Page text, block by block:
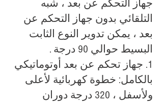
جهاز التحكم عن بعد ، شبه
التلقائي بدون جهاز التحكم عن
بعد ، يمكن تدوير النوع الثابت
البسيط حوالي 90 درجة .
1. جهاز تحكم عن بعد أوتوماتيكي
بالكامل: خطوة كهربائية لأعلى
ولأسفل ، 320 درجة دوران